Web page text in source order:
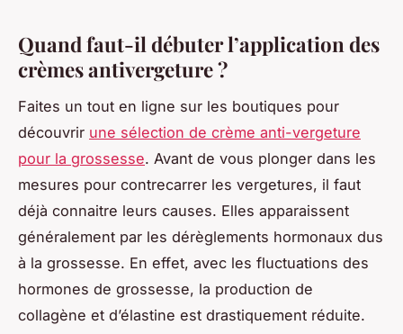
Quand faut-il débuter l’application des
crèmes antivergeture ?
Faites un tout en ligne sur les boutiques pour
découvrir une sélection de crème anti-vergeture
pour la grossesse. Avant de vous plonger dans les
mesures pour contrecarrer les vergetures, il faut
déjà connaitre leurs causes. Elles apparaissent
généralement par les dérèglements hormonaux dus
à la grossesse. En effet, avec les fluctuations des
hormones de grossesse, la production de
collagène et d’élastine est drastiquement réduite.